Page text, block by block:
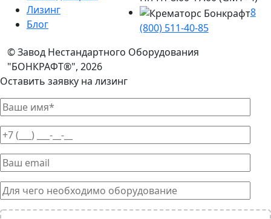
Лизинг
Блог
8
(800) 511-40-85
© Завод Нестандартного Оборудования
"БОНКРАФТ®", 2026
Оставить заявку на лизинг